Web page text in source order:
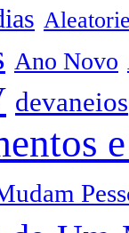
Ano Novo
devaneios